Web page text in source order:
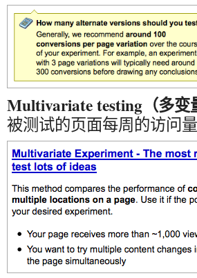
Multivariate testing（多变
被测试的页面每周的访问